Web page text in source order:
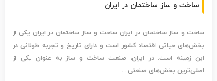
ساخت و ساز ساختمان در ایران
ساخت و ساز ساختمان در ایران ساخت و ساز ساختمان در ایران یکی از
بخش‌های حیاتی اقتصاد کشور است و دارای تاریخ و تجربه طولانی در
این زمینه است. در ایران، صنعت ساخت و ساز به عنوان یکی از
اصلی‌ترین بخش‌های صنعتی ...